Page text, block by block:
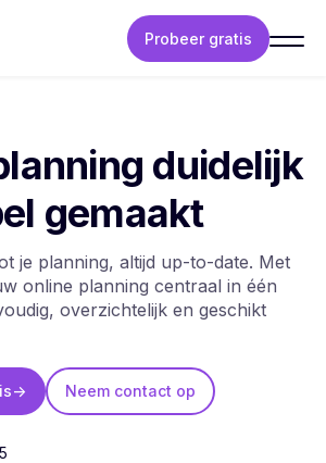
Probeer gratis
duidelijk
gemaakt
je planning, altijd up-to-date. Met
online planning centraal in één
overzichtelijk en geschikt
-> Neem contact op